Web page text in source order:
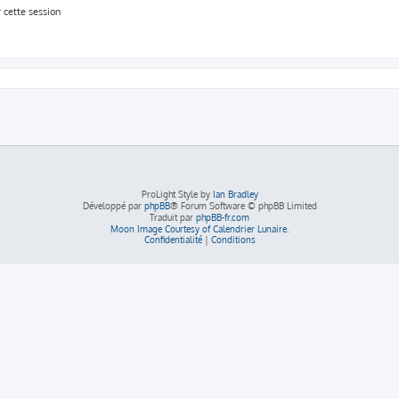
session
ProLight Style by Ian Bradley
Développé par phpBB® Forum Software © phpBB Limited
Traduit par phpBB-fr.com
Moon Image Courtesy of Calendrier Lunaire.
Confidentialité| Conditions